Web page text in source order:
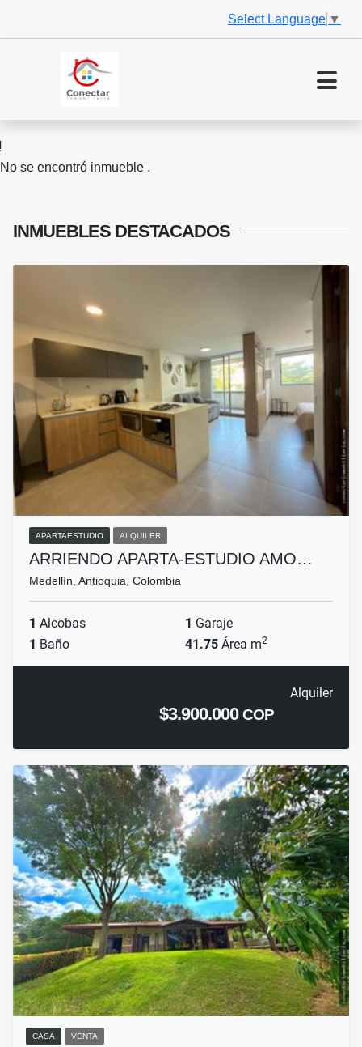
Select Language ▼
No se encontró inmueble .
INMUEBLES DESTACADOS
APARTAESTUDIO ALQUILER
ARRIENDO APARTA-ESTUDIO AMO…
Medellín, Antioquia, Colombia
1 Alcobas 1 Garaje
1 Baño 41.75 Área m2
Alquiler
$3.900.000COP
CASA VENTA